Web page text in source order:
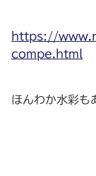
https://
compe.html
ほんわか水彩も